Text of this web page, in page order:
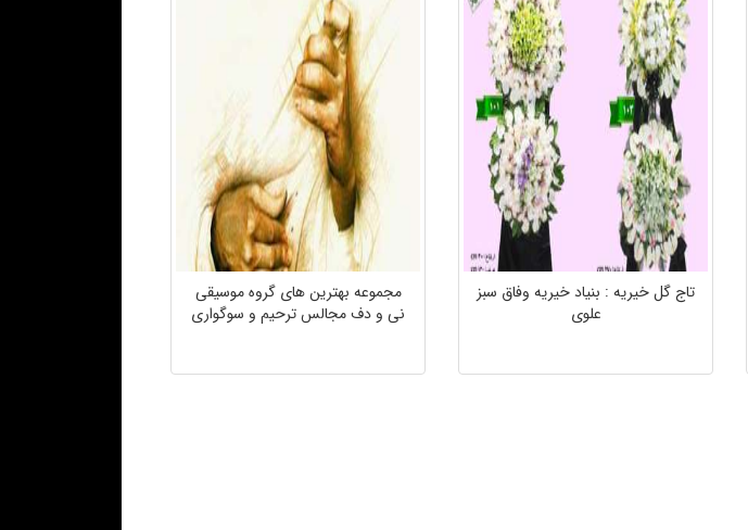
تاج گل خیریه : بنیاد خیریه وفاق سبز
علوی
مجموعه بهترین های گروه موسیقی
نی و دف مجالس ترحیم و سوگواری